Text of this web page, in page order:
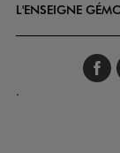
L'ENSEIGNE
.